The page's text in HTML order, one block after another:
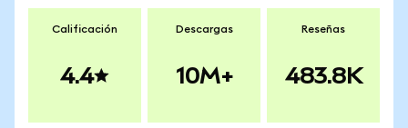
Calificación
4.4
Descargas
10M+
Reseñas
483.8K